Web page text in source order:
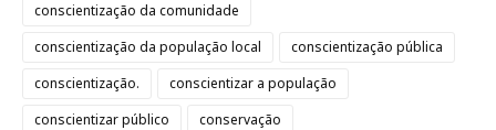
conscientização da comunidade
conscientização da população local
conscientização pública
conscientização.
conscientizar a população
conscientizar público
conservação